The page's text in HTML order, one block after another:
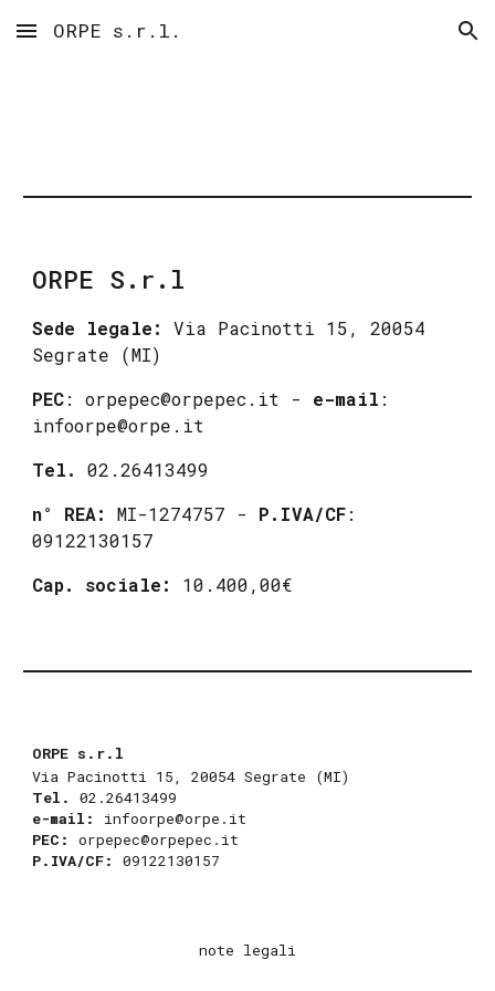
Skip to main content Skip to navigation
ORPE s.r.l.
ORPE S.r.l
Sede legale:Via Pacinotti 15, 20054
Segrate (MI)
PEC:orpepec@orpepec.it - e-mail :
infoorpe@orpe.it
Tel.
02.26413499
n° REA:MI-1274757 - P.IVA/CF:
09122130157
Cap. sociale: 10.400,00€
ORPE s.r.l
Via Pacinotti 15,20054 Segrate (MI)
Tel.
02.26413499
e-mail:
infoorpe@orpe.it
PEC :
orpepec@orpepec.it
P.IVA/CF:
09122130157
note legali